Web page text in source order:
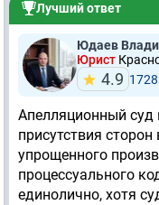
Лучший ответ
Юдаев
Юрист
4.9
Апелляционный суд
присутствия
упрощенного
процессуального
единолично, хотя